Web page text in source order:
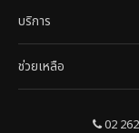
บริการ
ช่วยเหลือ
02